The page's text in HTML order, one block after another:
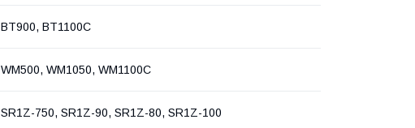
BT900, BT1100C
WM500, WM1050, WM1100C
SR1Z-750, SR1Z-90, SR1Z-80, SR1Z-100